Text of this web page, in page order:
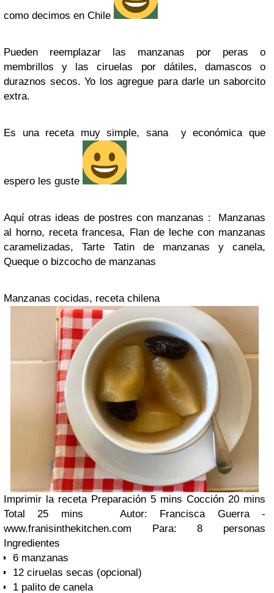
como decimos en Chile
Pueden reemplazar las manzanas por peras o
membrillos y las ciruelas por dátiles, damascos o
duraznos secos. Yo los agregue para darle un saborcito
extra.
Es una receta muy simple, sana y económica que
espero les guste
Aquí otras ideas de postres con manzanas : Manzanas
al horno, receta francesa, Flan de leche con manzanas
caramelizadas, Tarte Tatin de manzanas y canela,
Queque o bizcocho de manzanas
Manzanas cocidas, receta chilena
Imprimir la recetaPreparación 5 mins Cocción 20 mins
Total 25 mins Autor: Francisca Guerra -
www.franisinthekitchen.com Para:8 personas
Ingredientes
6 manzanas
12 ciruelas secas (opcional)
1 palito de canela